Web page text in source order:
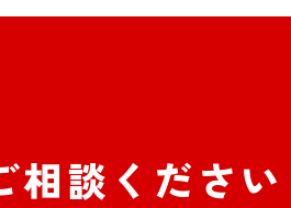
相談ください